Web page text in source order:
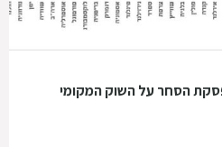
הסחר על השוק המקומי